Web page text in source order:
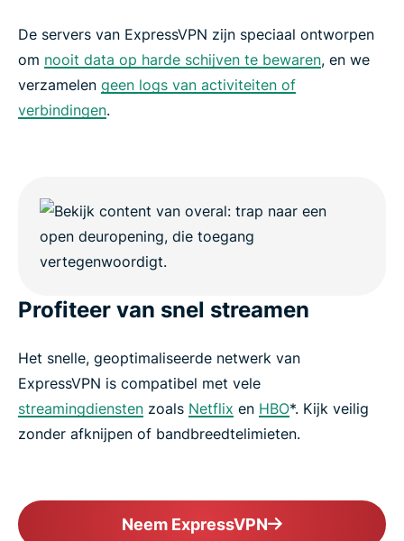
De servers van ExpressVPN zijn speciaal ontworpen
om nooit data op harde schijven te bewaren, en we
verzamelen geen logs van activiteiten of
verbindingen.
Profiteer van snel streamen
Het snelle, geoptimaliseerde netwerk van
ExpressVPN is compatibel met vele
streamingdiensten zoals Netflix en HBO*. Kijk veilig
zonder afknijpen of bandbreedtelimieten.
Neem ExpressVPN